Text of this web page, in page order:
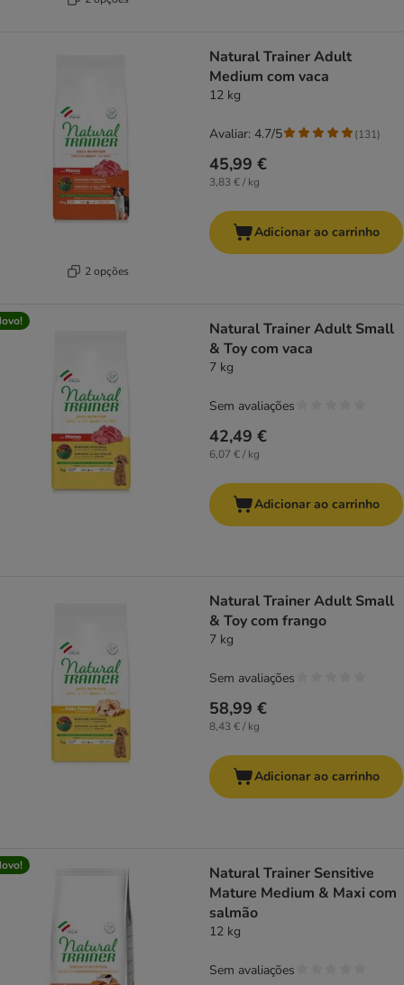
2 opções
Natural Trainer Adult
Medium com vaca
12 kg
45,99 €
3,83 € / kg
Avaliar: 4.7/5 (131)
Adicionar ao carrinho
Natural Trainer Adult Small
& Toy com vaca
7 kg
42,49 €
6,07 € / kg
Sem avaliações
Adicionar ao carrinho
Natural Trainer Adult Small
& Toy com frango
7 kg
58,99 €
8,43 € / kg
Sem avaliações
Adicionar ao carrinho
Natural Trainer Sensitive
Mature Medium & Maxi com
salmão
12 kg
Sem avaliações